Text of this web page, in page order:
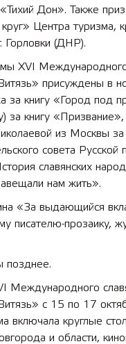
Дон». Также приз
Центра туризма,
Горловки (ДНР).
XVI Международного
присуждены в
книгу «Город под
за книгу
из Москвы за
совета Русской
славянских
нам жить».
«За выдающийся
писателю-прозаику,
позднее.
Международного
с 15 по 17
включала круглые
и области,